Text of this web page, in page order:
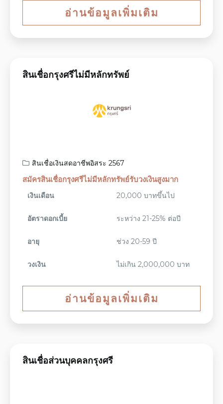
อ่านข้อมูลเพิ่มเติม
สินเชื่อกรุงศรีไม่มีหลักทรัพย์
สินเชื่อเงินสดอาชีพอิสระ 2567
สมัครสินเชื่อกรุงศรีไม่มีหลักทรัพย์รับวงเงินสูงมาก
เงินเดือน 20,000 บาทขึ้นไป
อัตราดอกเบี้ย ระหว่าง 21-25% ต่อปี
อายุ ช่วง 20-59 ปี
วงเงิน ไม่เกิน 2,000,000 บาท
อ่านข้อมูลเพิ่มเติม
สินเชื่อส่วนบุคคลกรุงศรี